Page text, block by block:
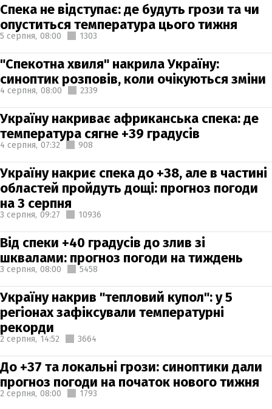
Спека не відступає: де будуть грози та чи
опуститься температура цього тижня
5 серпня, 08:00 1303
"Спекотна хвиля" накрила Україну:
синоптик розповів, коли очікуються зміни
4 серпня, 08:00 2339
Україну накриває африканська спека: де
температура сягне +39 градусів
4 серпня, 07:32 908
Україну накриє спека до +38, але в частині
областей пройдуть дощі: прогноз погоди
на 3 серпня
3 серпня, 09:27 10936
Від спеки +40 градусів до злив зі
шквалами: прогноз погоди на тиждень
3 серпня, 08:00 5458
Україну накрив "тепловий купол": у 5
регіонах зафіксували температурні
рекорди
2 серпня, 14:52 3664
До +37 та локальні грози: синоптики дали
прогноз погоди на початок нового тижня
2 серпня, 08:00 1793